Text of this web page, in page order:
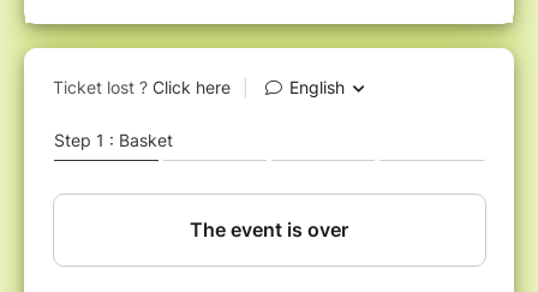
déferle sur le monde et surprend par
l’engouement qu’elle suscite.
Cet ouvrage, le premier en langue française
culture, fruit de l’écosystème politique et
économique sud-coréen, mise sur l’exportation
massive de produits culturels à l’esthétique
soft power, la Corée du Sud promeut une
globalisation culturelle alternative à